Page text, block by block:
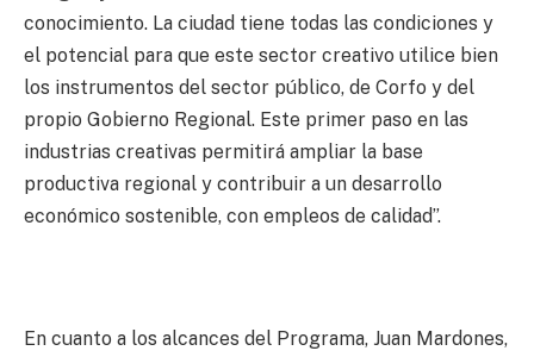
conocimiento. La ciudad tiene todas las condiciones y
el potencial para que este sector creativo utilice bien
los instrumentos del sector público, de Corfo y del
propio Gobierno Regional. Este primer paso en las
industrias creativas permitirá ampliar la base
productiva regional y contribuir a un desarrollo
económico sostenible, con empleos de calidad”.
En cuanto a los alcances del Programa, Juan Mardones,